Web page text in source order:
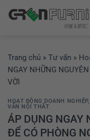
đến
Trang chủ » Tư vấn »
NGAY NHỮNG
VỜI
HOẠT ĐỘNG DOANH NGHIỆP,
VẤN NỘI THẤT
ÁP DỤNG NGAY
ĐỂ CÓ PHÒNG